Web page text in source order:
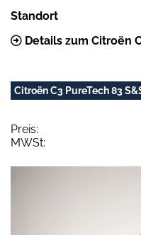
Standort
Details zum Citroën
Citroën C3 PureTech 83
Preis:
MWSt: